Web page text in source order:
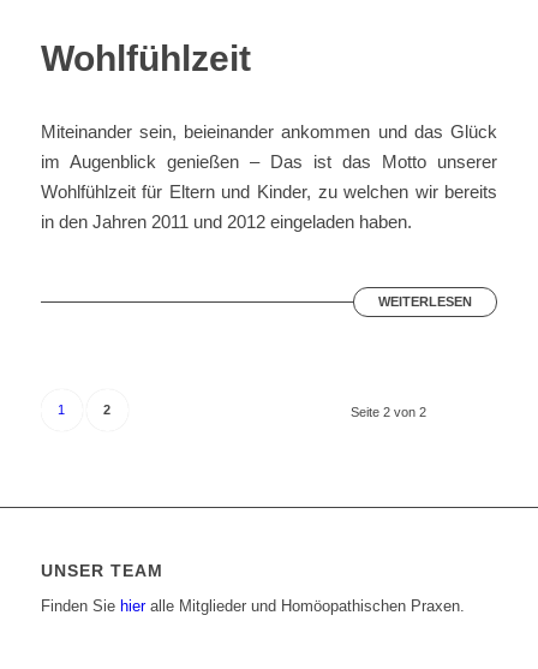
Wohlfühlzeit
Miteinander sein, beieinander ankommen und das Glück
im Augenblick genießen – Das ist das Motto unserer
Wohlfühlzeit für Eltern und Kinder, zu welchen wir bereits
in den Jahren 2011 und 2012 eingeladen haben.
WEITERLESEN
Seite 2 von 2
1 2
UNSER TEAM
Finden Sie hieralle Mitglieder und Homöopathischen Praxen.